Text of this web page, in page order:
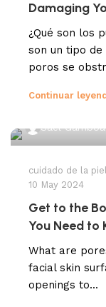
Damaging
¿Qué son los
son un tipo de
poros se
Continuar
Sael
cuidado de la
10 May 2024
​Get to the
You Need to
What are
facial skin
openings to...